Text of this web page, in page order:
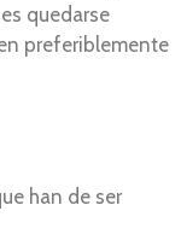
quedarse
preferiblemente
han de ser